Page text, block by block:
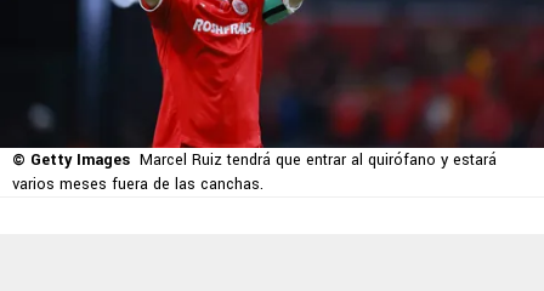
© Getty Images Marcel Ruiz tendrá que entrar al quirófano y estará
varios meses fuera de las canchas.